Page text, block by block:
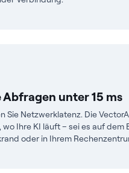
Abfragen unter 15 ms
Sie Netzwerklatenz. Die
wo Ihre KI läuft – sei es auf dem
oder in Ihrem